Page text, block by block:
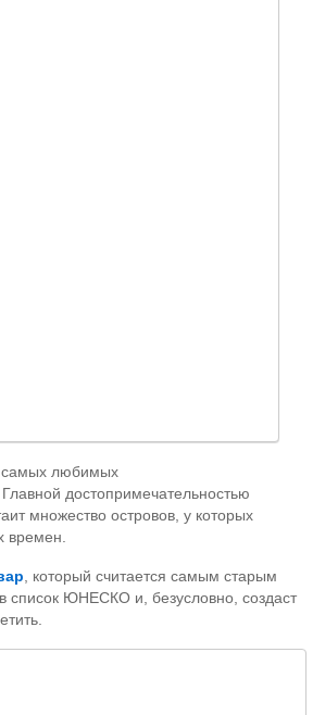
самых любимых
достопримечательностью
множество островов, у которых
времен.
, который считается самым старым
список ЮНЕСКО и, безусловно, создаст